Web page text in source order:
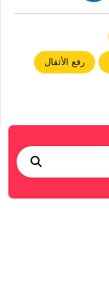
رفع الأثقال